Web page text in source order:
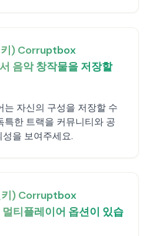
) Corruptbox
음악 창작물을 저장할
는 자신의 구성을 저장할 수
특한 트랙을 커뮤니티와 공
을 보여주세요.
) Corruptbox
티플레이어 옵션이 있습